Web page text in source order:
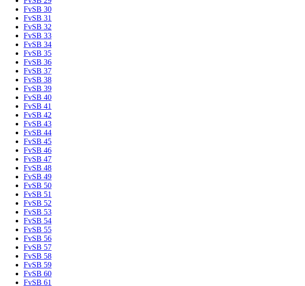
FvSB 30
FvSB 31
FvSB 32
FvSB 33
FvSB 34
FvSB 35
FvSB 36
FvSB 37
FvSB 38
FvSB 39
FvSB 40
FvSB 41
FvSB 42
FvSB 43
FvSB 44
FvSB 45
FvSB 46
FvSB 47
FvSB 48
FvSB 49
FvSB 50
FvSB 51
FvSB 52
FvSB 53
FvSB 54
FvSB 55
FvSB 56
FvSB 57
FvSB 58
FvSB 59
FvSB 60
FvSB 61